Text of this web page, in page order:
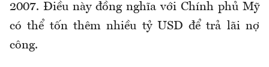
2007. Điều này đồng nghĩa với Chính phủ Mỹ
có thể tốn thêm nhiều tỷ USD để trả lãi nợ
công.